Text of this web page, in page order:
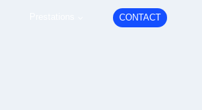
CONTACT